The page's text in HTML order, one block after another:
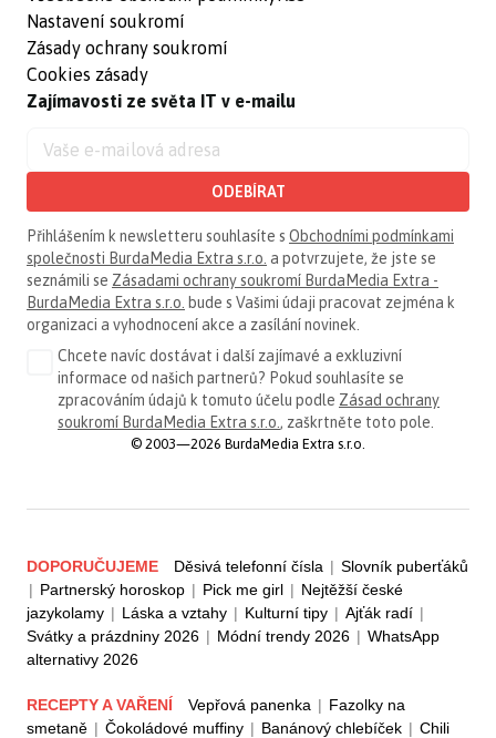
Nastavení soukromí
Zásady ochrany soukromí
Cookies zásady
Zajímavosti ze světa IT v e-mailu
ODEBÍRAT
Přihlášením k newsletteru souhlasíte s Obchodními podmínkami
společnosti BurdaMedia Extra s.r.o. a potvrzujete, že jste se
seznámili se Zásadami ochrany soukromí BurdaMedia Extra -
BurdaMedia Extra s.r.o. bude s Vašimi údaji pracovat zejména k
organizaci a vyhodnocení akce a zasílání novinek.
Chcete navíc dostávat i další zajímavé a exkluzivní
informace od našich partnerů? Pokud souhlasíte se
zpracováním údajů k tomuto účelu podle Zásad ochrany
soukromí BurdaMedia Extra s.r.o. , zaškrtněte toto pole.
© 2003—2026 BurdaMedia Extra s.r.o.
DOPORUČUJEME Děsivá telefonní čísla | Slovník puberťáků
| Partnerský horoskop | Pick me girl | Nejtěžší české
jazykolamy | Láska a vztahy | Kulturní tipy | Ajťák radí |
Svátky a prázdniny 2026 | Módní trendy 2026 | WhatsApp
alternativy 2026
RECEPTY A VAŘENÍ Vepřová panenka | Fazolky na
smetaně | Čokoládové muffiny | Banánový chlebíček | Chili